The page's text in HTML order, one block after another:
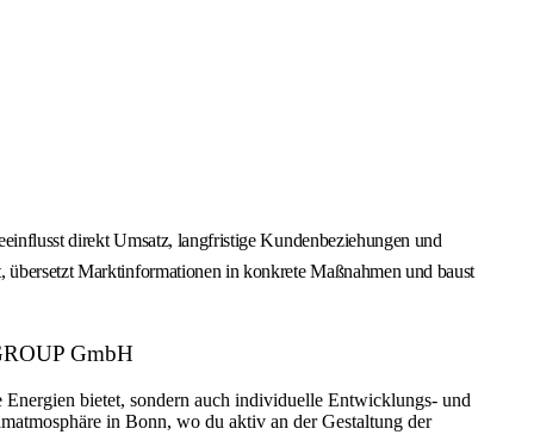
direkt Umsatz, langfristige Kundenbeziehungen und
Marktinformationen in konkrete Maßnahmen und baust
GmbH
bietet, sondern auch individuelle Entwicklungs- und
in Bonn, wo du aktiv an der Gestaltung der